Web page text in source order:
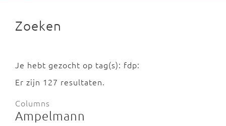
Zoeken
Je hebt gezocht op tag(s): fdp:
Er zijn 127 resultaten.
Columns
Ampelmann